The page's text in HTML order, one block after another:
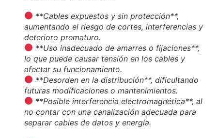
**Cables expuestos y sin protección**,
aumentando el riesgo de cortes, interferencias y
deterioro prematuro.
**Uso inadecuado de amarres o fijaciones**,
lo que puede causar tensión en los cables y
afectar su funcionamiento.
**Desorden en la distribución**, dificultando
futuras modificaciones o mantenimientos.
**Posible interferencia electromagnética**, al
no contar con una canalización adecuada para
separar cables de datos y energía.